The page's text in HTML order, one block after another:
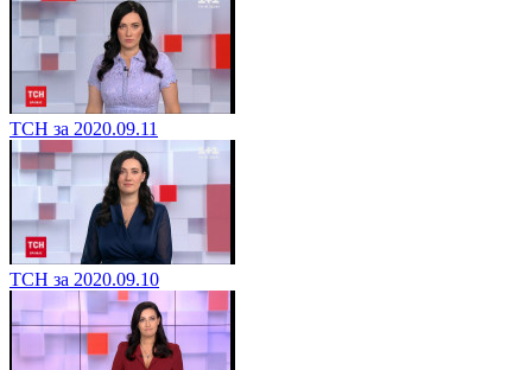
ТСН за 2020.09.11
ТСН за 2020.09.10